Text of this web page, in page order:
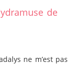
de
ne m’est pas